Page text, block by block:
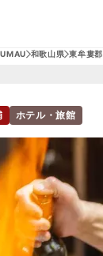
和歌山県 東牟婁郡
ホテル・旅館